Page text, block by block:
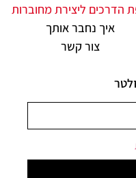
הדרכים ליצירת מחוברות
איך נחבר אותך
צור קשר